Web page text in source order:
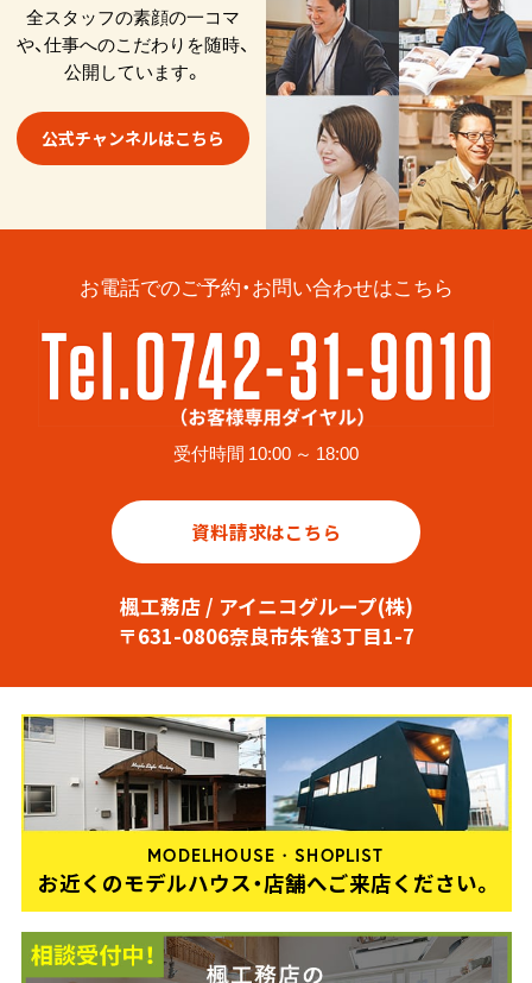
全スタッフの素顔の一コマ
や、仕事へのこだわりを随時、
公開しています。
公式チャンネルはこちら
お電話でのご予約・お問い合わせはこちら
受付時間 10:00 ～ 18:00
資料請求はこちら
楓工務店 / アイニコグループ(株)
〒631-0806奈良市朱雀3丁目1-7
MODELHOUSE・SHOPLIST
お近くのモデルハウス・店舗へご来店ください。